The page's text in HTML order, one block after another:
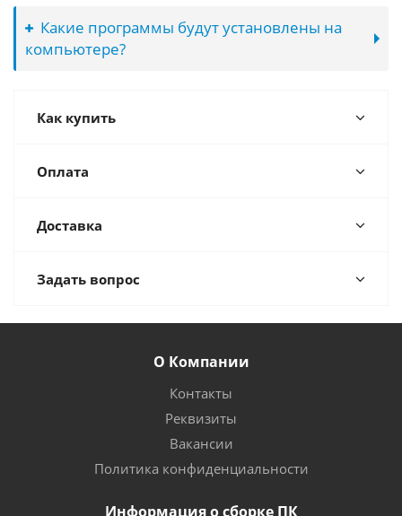
Какие программы будут установлены на
компьютере?
Как купить
Оплата
Доставка
Задать вопрос
О Компании
Контакты
Реквизиты
Вакансии
Политика конфиденциальности
Информация о сборке ПК